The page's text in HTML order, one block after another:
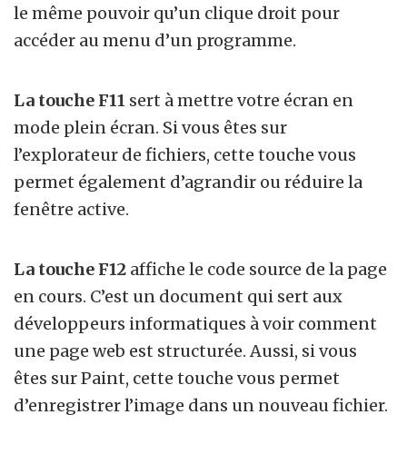
le même pouvoir qu’un clique droit pour
accéder au menu d’un programme.
La touche F11 sert à mettre votre écran en
mode plein écran. Si vous êtes sur
l’explorateur de fichiers, cette touche vous
permet également d’agrandir ou réduire la
fenêtre active.
La touche F12 affiche le code source de la page
en cours. C’est un document qui sert aux
développeurs informatiques à voir comment
une page web est structurée. Aussi, si vous
êtes sur Paint, cette touche vous permet
d’enregistrer l’image dans un nouveau fichier.